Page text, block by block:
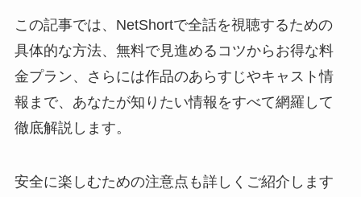
この記事では、NetShortで全話を視聴するための
具体的な方法、無料で見進めるコツからお得な料
金プラン、さらには作品のあらすじやキャスト情
報まで、あなたが知りたい情報をすべて網羅して
徹底解説します。
安全に楽しむための注意点も詳しくご紹介します